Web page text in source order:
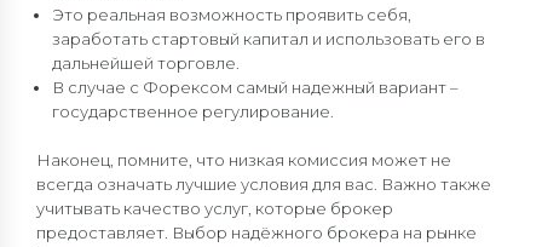
Это реальная возможность проявить себя,
заработать стартовый капитал и использовать его в
дальнейшей торговле.
В случае с Форексом самый надежный вариант –
государственное регулирование.
Наконец, помните, что низкая комиссия может не
всегда означать лучшие условия для вас. Важно также
учитывать качество услуг, которые брокер
предоставляет. Выбор надёжного брокера на рынке